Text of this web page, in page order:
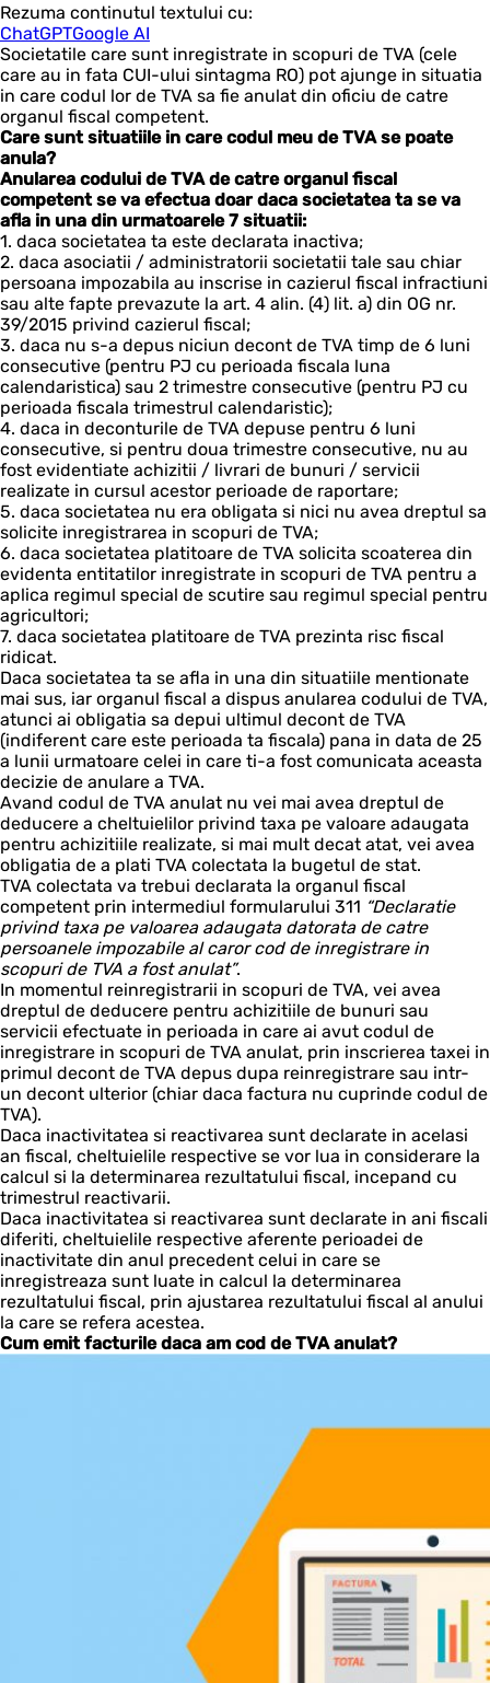
Rezuma continutul textului cu:
ChatGPTGoogle AI
Societatile care sunt inregistrate in scopuri de TVA (cele
care au in fata CUI-ului sintagma RO) pot ajunge in situatia
in care codul lor de TVA sa fie anulat din oficiu de catre
organul fiscal competent.
Care sunt situatiile in care codul meu de TVA se poate
anula?
Anularea codului de TVA de catre organul fiscal
competent se va efectua doar daca societatea ta se va
afla in una din urmatoarele 7 situatii:
1. daca societatea ta este declarata inactiva;
2. daca asociatii / administratorii societatii tale sau chiar
persoana impozabila au inscrise in cazierul fiscal infractiuni
sau alte fapte prevazute la art. 4 alin. (4) lit. a) din OG nr.
39/2015 privind cazierul fiscal;
3. daca nu s-a depus niciun decont de TVA timp de 6 luni
consecutive (pentru PJ cu perioada fiscala luna
calendaristica) sau 2 trimestre consecutive (pentru PJ cu
perioada fiscala trimestrul calendaristic);
4. daca in deconturile de TVA depuse pentru 6 luni
consecutive, si pentru doua trimestre consecutive, nu au
fost evidentiate achizitii / livrari de bunuri / servicii
realizate in cursul acestor perioade de raportare;
5. daca societatea nu era obligata si nici nu avea dreptul sa
solicite inregistrarea in scopuri de TVA;
6. daca societatea platitoare de TVA solicita scoaterea din
evidenta entitatilor inregistrate in scopuri de TVA pentru a
aplica regimul special de scutire sau regimul special pentru
agricultori;
7. daca societatea platitoare de TVA prezinta risc fiscal
ridicat.
Daca societatea ta se afla in una din situatiile mentionate
mai sus, iar organul fiscal a dispus anularea codului de TVA,
atunci ai obligatia sa depui ultimul decont de TVA
(indiferent care este perioada ta fiscala) pana in data de 25
a lunii urmatoare celei in care ti-a fost comunicata aceasta
decizie de anulare a TVA.
Avand codul de TVA anulat nu vei mai avea dreptul de
deducere a cheltuielilor privind taxa pe valoare adaugata
pentru achizitiile realizate, si mai mult decat atat, vei avea
obligatia de a plati TVA colectata la bugetul de stat.
TVA colectata va trebui declarata la organul fiscal
competent prin intermediul formularului 311 “Declaratie
privind taxa pe valoarea adaugata datorata de catre
persoanele impozabile al caror cod de inregistrare in
scopuri de TVA a fost anulat”.
In momentul reinregistrarii in scopuri de TVA, vei avea
dreptul de deducere pentru achizitiile de bunuri sau
servicii efectuate in perioada in care ai avut codul de
inregistrare in scopuri de TVA anulat, prin inscrierea taxei in
primul decont de TVA depus dupa reinregistrare sau intr-
un decont ulterior (chiar daca factura nu cuprinde codul de
TVA).
Daca inactivitatea si reactivarea sunt declarate in acelasi
an fiscal, cheltuielile respective se vor lua in considerare la
calcul si la determinarea rezultatului fiscal, incepand cu
trimestrul reactivarii.
Daca inactivitatea si reactivarea sunt declarate in ani fiscali
diferiti, cheltuielile respective aferente perioadei de
inactivitate din anul precedent celui in care se
inregistreaza sunt luate in calcul la determinarea
rezultatului fiscal, prin ajustarea rezultatului fiscal al anului
la care se refera acestea.
Cum emit facturile daca am cod de TVA anulat?